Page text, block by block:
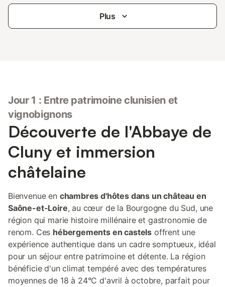
Plus
Jour 1 : Entre patrimoine clunisien et
vignobignons
Découverte de l'Abbaye de
Cluny et immersion
châtelaine
Bienvenue en chambres d'hôtes dans un château en
Saône-et-Loire, au cœur de la Bourgogne du Sud, une
région qui marie histoire millénaire et gastronomie de
renom. Ces hébergements en castels offrent une
expérience authentique dans un cadre somptueux, idéal
pour un séjour entre patrimoine et détente. La région
bénéficie d'un climat tempéré avec des températures
moyennes de 18 à 24°C d'avril à octobre, parfait pour